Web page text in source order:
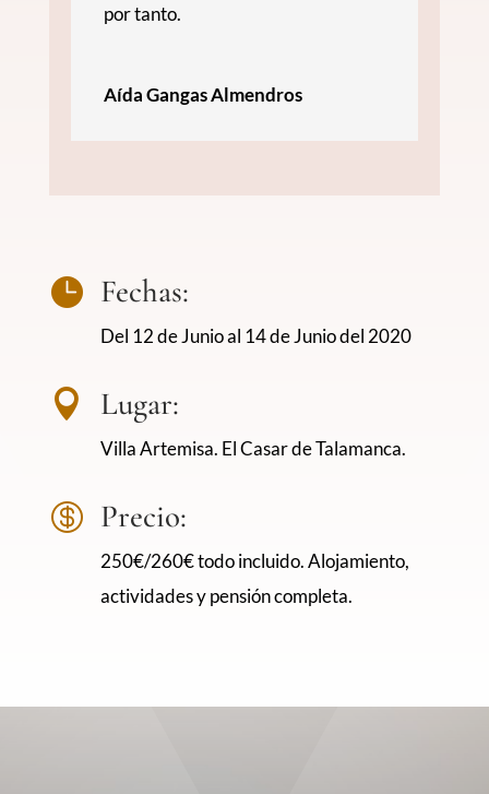
por tanto.
Aída Gangas Almendros
 Fechas:
Del 12 de Junio al 14 de Junio del 2020
 Lugar:
Villa Artemisa. El Casar de Talamanca.
 Precio:
250€/260€ todo incluido. Alojamiento,
actividades y pensión completa.